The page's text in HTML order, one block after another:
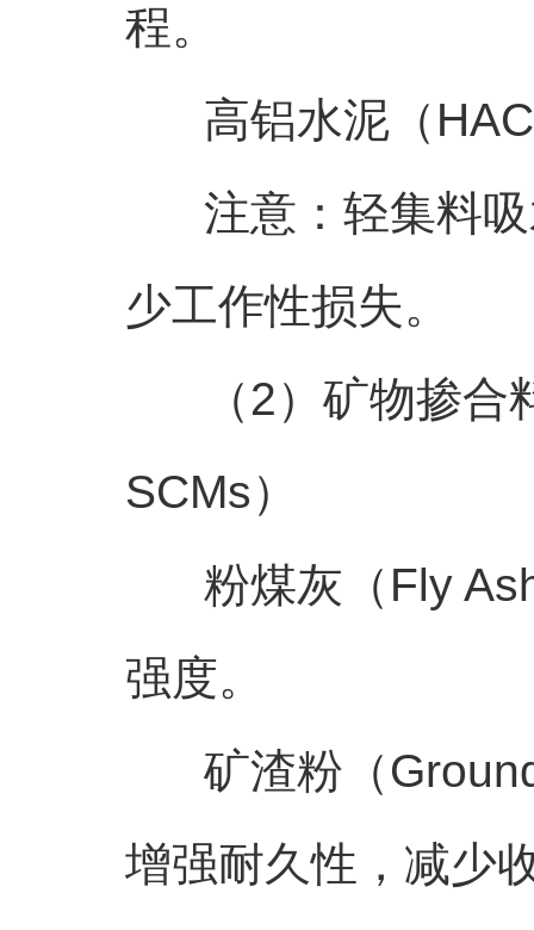
程。
高铝水泥（HAC
注意：轻集料吸
少工作性损失。
（2）矿物掺合
SCMs）
粉煤灰（Fly
强度。
矿渣粉（Ground
增强耐久性，减少